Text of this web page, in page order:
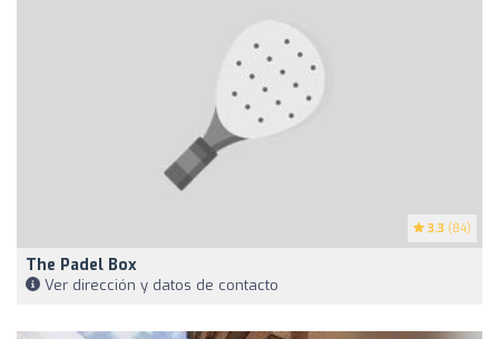
3.3 (84)
The Padel Box
Ver dirección y datos de contacto